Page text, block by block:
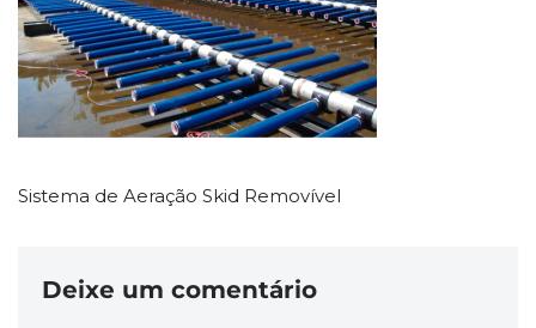
Sistema de Aeração Skid Removível
Deixe um comentário